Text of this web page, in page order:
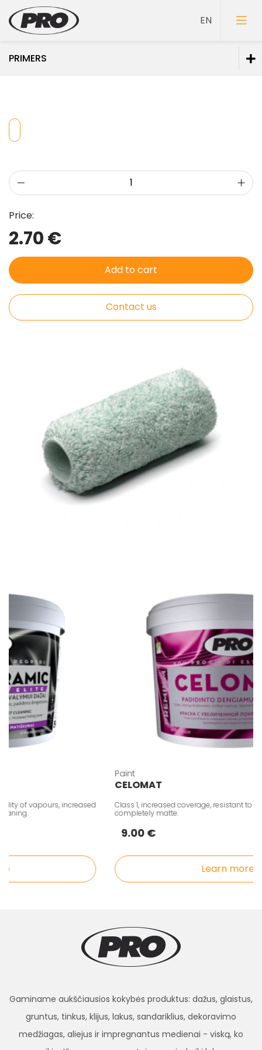
PRIMERS
Primers
Putties
Price:
2.70 €
Add to cart
Contact us
of vapours, increased
Paint
CELOMAT
Class 1, increased coverage, resistant to
completely matte.
9.00 €
Learn more
Gaminame aukščiausios kokybės produktus: dažus, glaistus,
gruntus, tinkus, klijus, lakus, sandariklius, dekoravimo
medžiagas, aliejus ir impregnantus medienai - viską, ko